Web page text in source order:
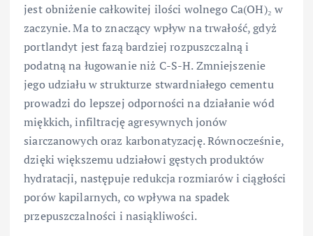
jest obniżenie całkowitej ilości wolnego Ca(OH)₂ w
zaczynie. Ma to znaczący wpływ na trwałość, gdyż
portlandyt jest fazą bardziej rozpuszczalną i
podatną na ługowanie niż C-S-H. Zmniejszenie
jego udziału w strukturze stwardniałego cementu
prowadzi do lepszej odporności na działanie wód
miękkich, infiltrację agresywnych jonów
siarczanowych oraz karbonatyzację. Równocześnie,
dzięki większemu udziałowi gęstych produktów
hydratacji, następuje redukcja rozmiarów i ciągłości
porów kapilarnych, co wpływa na spadek
przepuszczalności i nasiąkliwości.